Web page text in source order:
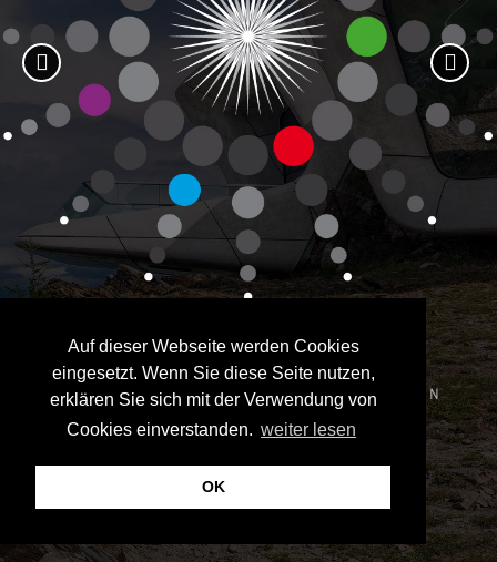
Auf dieser Webseite werden Cookies
eingesetzt. Wenn Sie diese Seite nutzen,
erklären Sie sich mit der Verwendung von
Cookies einverstanden. weiter lesen
OK